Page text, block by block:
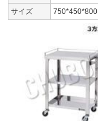
サイズ
750*450*800